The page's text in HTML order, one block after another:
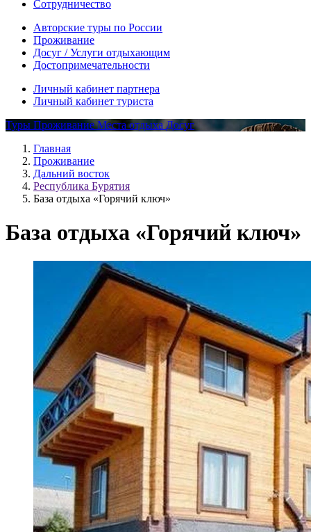
Сотрудничество
Авторские туры по России
Проживание
Досуг / Услуги отдыхающим
Достопримечательности
Личный кабинет партнера
Личный кабинет туриста
Туры ПроживаниеМеста отдыха Досуг
Главная
Проживание
Дальний восток
Республика Бурятия
База отдыха «Горячий ключ»
База отдыха «Горячий ключ»